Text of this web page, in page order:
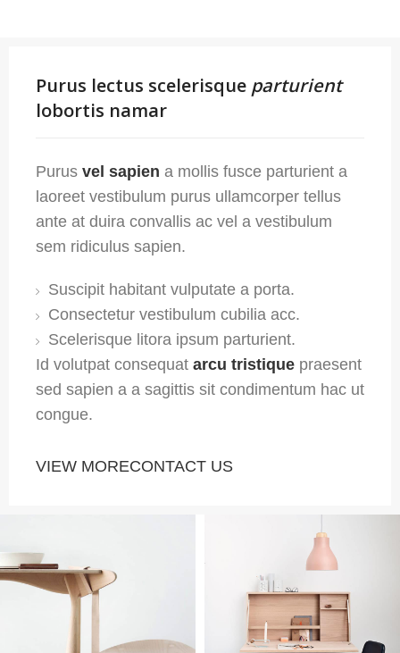
Purus lectus scelerisque parturient
lobortis namar
Purus vel sapien a mollis fusce parturient a
laoreet vestibulum purus ullamcorper tellus
ante at duira convallis ac vel a vestibulum
sem ridiculus sapien.
Suscipit habitant vulputate a porta.
Consectetur vestibulum cubilia acc.
Scelerisque litora ipsum parturient.
Id volutpat consequat arcu tristique praesent
sed sapien a a sagittis sit condimentum hac ut
congue.
VIEW MORECONTACT US